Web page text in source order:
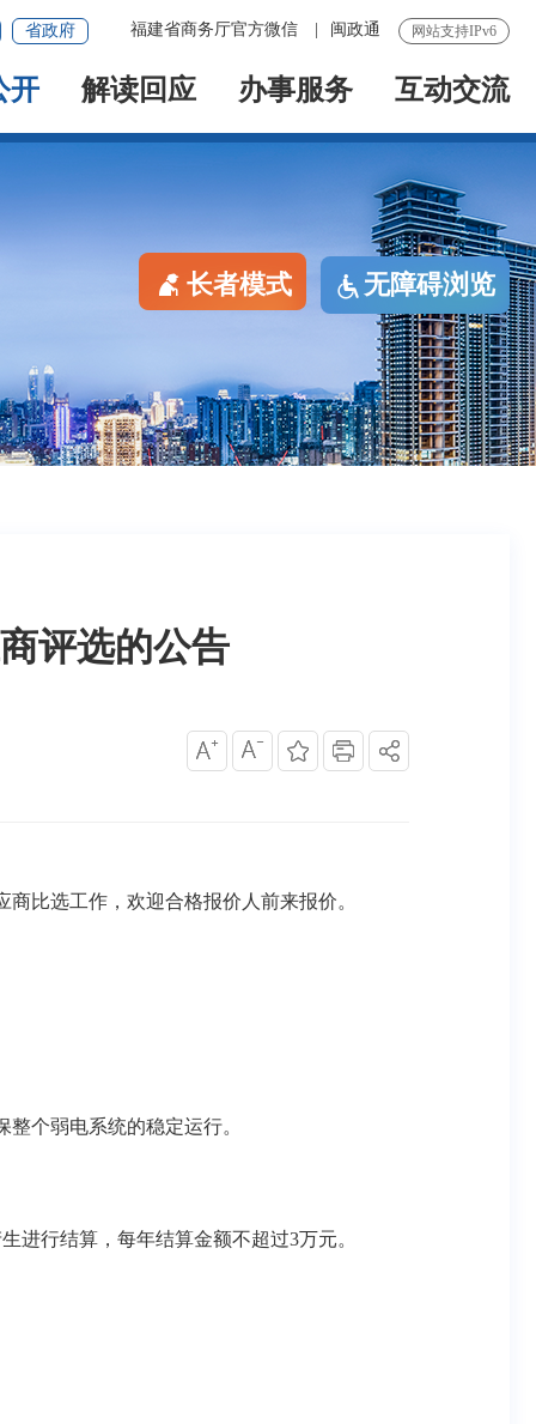
网站支持IPv6
福建省商务厅官方微信 闽政通
省政府
开 解读回应 办事服务 互动交流
长者模式 无障碍浏览
评选的公告
比选工作，欢迎合格报价人前来报价。
个弱电系统的稳定运行。
进行结算，每年结算金额不超过3万元。